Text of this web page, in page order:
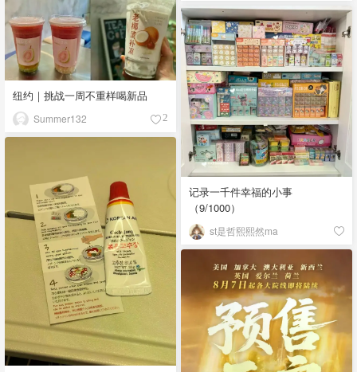
纽约｜挑战一周不重样喝新品
Summer132 2
记录一千件幸福的小事
（9/1000）
st是哲熙熙然ma